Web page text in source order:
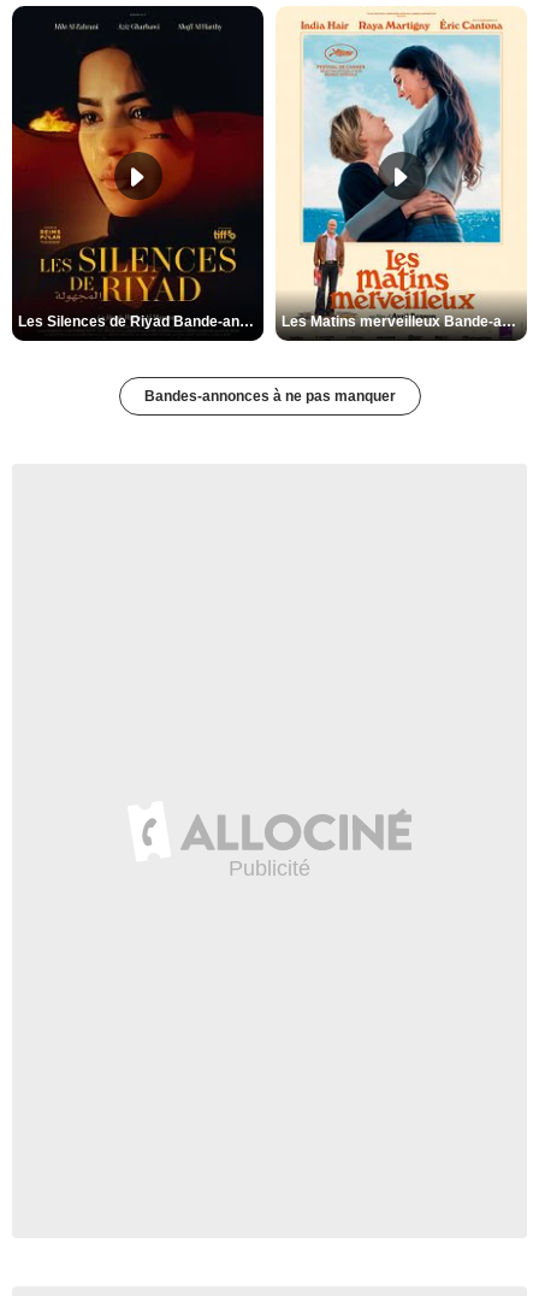
Les Silences de Riyad Bande-annonce VO STFR Les Matins merveilleux Bande-annonce VF
Bandes-annonces à ne pas manquer